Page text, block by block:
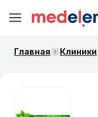
Главная Клиники